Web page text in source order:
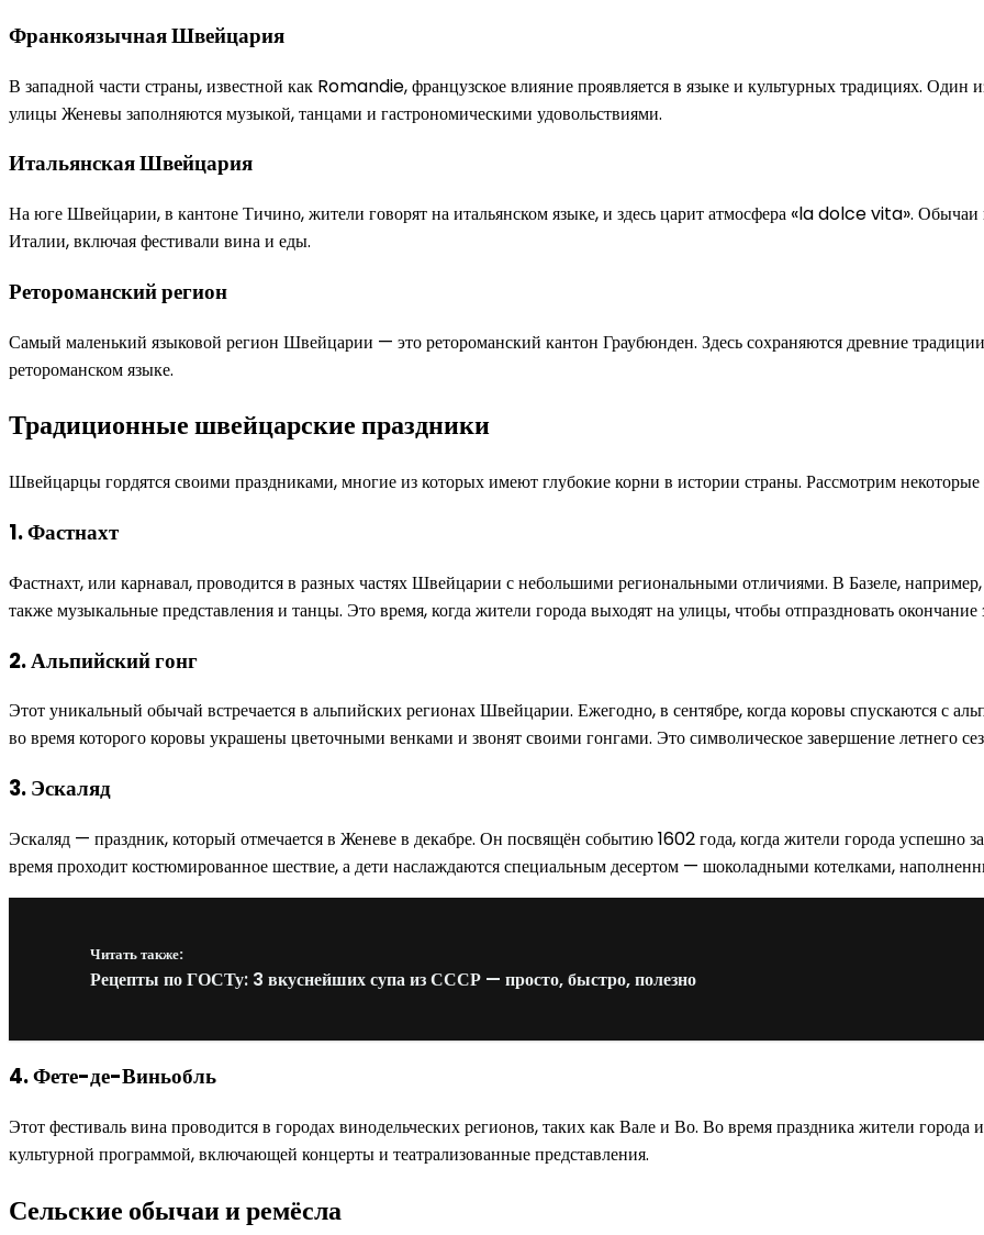
Франкоязычная Швейцария
В западной части страны, известной как Romandie, французское влияние проявляется в языке и культурных традициях. Один
улицы Женевы заполняются музыкой, танцами и гастрономическими удовольствиями.
Итальянская Швейцария
На юге Швейцарии, в кантоне Тичино, жители говорят на итальянском языке, и здесь царит атмосфера «la dolce vita».
Италии, включая фестивали вина и еды.
Ретороманский регион
Самый маленький языковой регион Швейцарии — это ретороманский кантон Граубюнден. Здесь сохраняются древние
ретороманском языке.
Традиционные швейцарские праздники
Швейцарцы гордятся своими праздниками, многие из которых имеют глубокие корни в истории страны. Рассмотрим
1. Фастнахт
Фастнахт, или карнавал, проводится в разных частях Швейцарии с небольшими региональными отличиями. В Базеле,
также музыкальные представления и танцы. Это время, когда жители города выходят на улицы, чтобы отпраздновать
2. Альпийский гонг
Этот уникальный обычай встречается в альпийских регионах Швейцарии. Ежегодно, в сентябре, когда коровы спускаются с
во время которого коровы украшены цветочными венками и звонят своими гонгами. Это символическое завершение летнего
3. Эскаляд
Эскаляд — праздник, который отмечается в Женеве в декабре. Он посвящён событию 1602 года, когда жители города успешно
время проходит костюмированное шествие, а дети наслаждаются специальным десертом — шоколадными котелками,
Читать также:
Рецепты по ГОСТу: 3 вкуснейших супа из СССР — просто, быстро, полезно
4. Фете-де-Виньобль
Этот фестиваль вина проводится в городах винодельческих регионов, таких как Вале и Во. Во время праздника жители
культурной программой, включающей концерты и театрализованные представления.
Сельские обычаи и ремёсла